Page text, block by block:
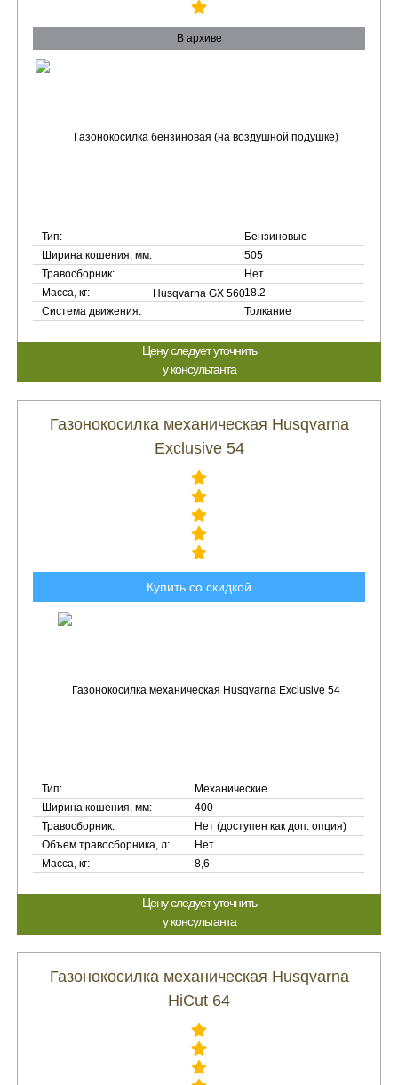
В архиве
Тип:
Бензиновые
Ширина кошения, мм:
505
Травосборник:
Нет
Масса, кг:
18.2
Система движения:
Толкание
Цену следует уточнить
у консультанта
Газонокосилка механическая Husqvarna
Exclusive 54
Купить со скидкой
Тип:
Механические
Ширина кошения, мм:
400
Травосборник:
Нет (доступен как доп. опция)
Объем травосборника, л:
Нет
Масса, кг:
8,6
Цену следует уточнить
у консультанта
Газонокосилка механическая Husqvarna
HiCut 64